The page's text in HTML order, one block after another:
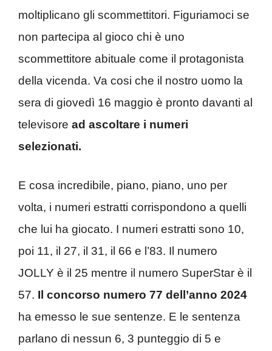
moltiplicano gli scommettitori. Figuriamoci se
non partecipa al gioco chi è uno
scommettitore abituale come il protagonista
della vicenda. Va cosi che il nostro uomo la
sera di giovedì 16 maggio è pronto davanti al
televisore ad ascoltare i numeri
selezionati.
E cosa incredibile, piano, piano, uno per
volta, i numeri estratti corrispondono a quelli
che lui ha giocato. I numeri estratti sono 10,
poi 11, il 27, il 31, il 66 e l’83. Il numero
JOLLY è il 25 mentre il numero SuperStar è il
57. Il concorso numero 77 dell’anno 2024
ha emesso le sue sentenze. E le sentenza
parlano di nessun 6, 3 punteggio di 5 e